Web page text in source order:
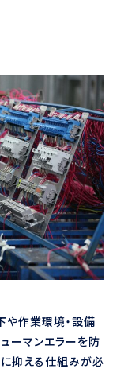
や作業環境・設備
ーマンエラーを防
に抑える仕組みが必